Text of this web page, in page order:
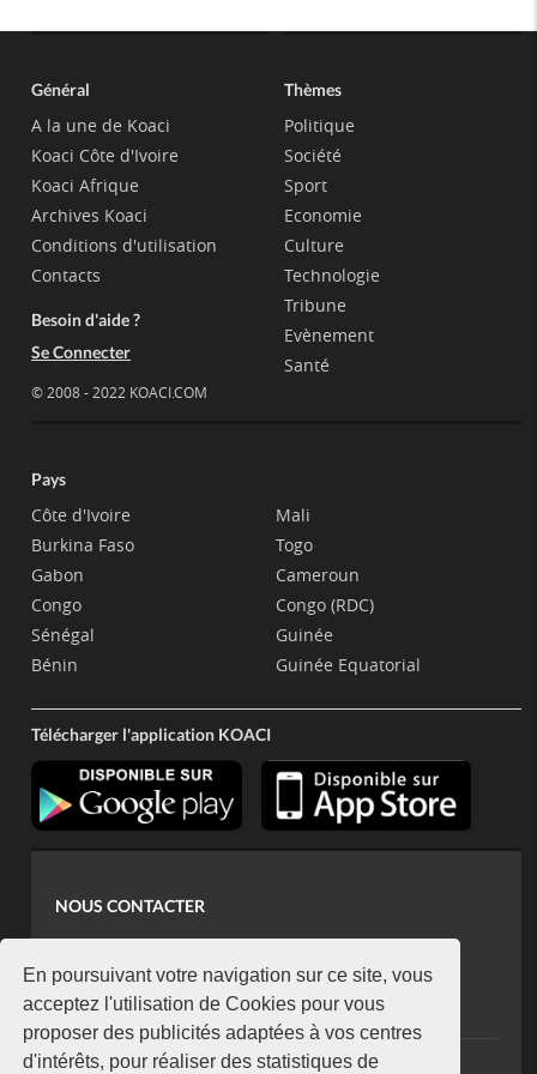
En poursuivant votre navigation sur ce site, vous
acceptez l'utilisation de Cookies pour vous
proposer des publicités adaptées à vos centres
d'intérêts, pour réaliser des statistiques de
Erythrée
Gambie
Guinée
Guinée Bissau
Guinnée Equator...
Madagascar
Malawi
Namibie
Niger
Nigeria
Sao Tomé
Sierra Leone
Général
A la une de Koaci
Koaci Côte d'Ivoire
Koaci Afrique
Archives Koaci
Conditions d'utilisation
Contacts
Besoin d'aide ?
Se Connecter
© 2008 - 2022 KOACI.COM
Thèmes
Politique
Société
Sport
Economie
Culture
Technologie
Tribune
Evènement
Santé
Pays
Côte d'Ivoire
Burkina Faso
Gabon
Congo
Sénégal
Bénin
Mali
Togo
Cameroun
Congo (RDC)
Guinée
Guinée Equatorial
Télécharger l'application KOACI
NOUS CONTACTER
koaci@yahoo.fr
+225 07 08 85 52 93